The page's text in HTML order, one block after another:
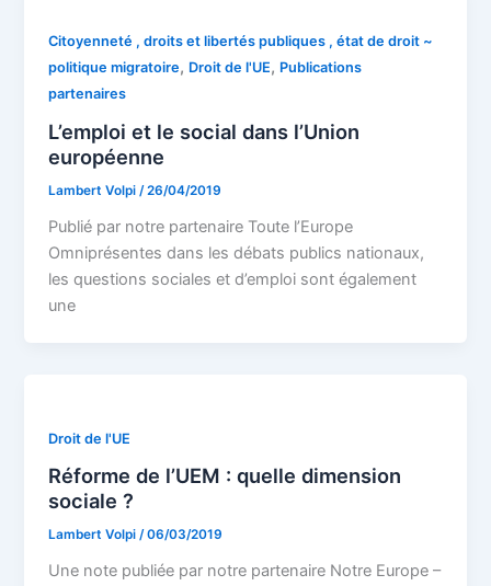
Citoyenneté , droits et libertés publiques , état de droit ~
politique migratoire, Droit de l'UE, Publications
partenaires
L’emploi et le social dans l’Union
européenne
Lambert Volpi/26/04/2019
Publié par notre partenaire Toute l’Europe
Omniprésentes dans les débats publics nationaux,
les questions sociales et d’emploi sont également
une
Droit de l'UE
Réforme de l’UEM : quelle dimension
sociale ?
Lambert Volpi/06/03/2019
Une note publiée par notre partenaire Notre Europe –